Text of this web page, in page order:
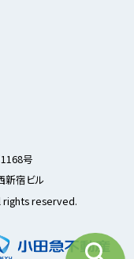
号
新宿ビル
rights reserved.